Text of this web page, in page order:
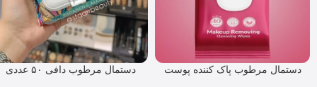
دستمال مرطوب پاک‌ کننده پوست
دستمال مرطوب دافی ۵۰ عددی